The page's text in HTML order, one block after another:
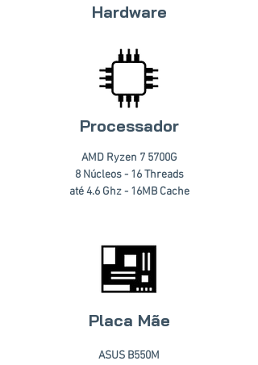
Hardware
Processador
AMD Ryzen 7 5700G
8 Núcleos - 16 Threads
até 4.6 Ghz - 16MB Cache
Placa Mãe
ASUS B550M